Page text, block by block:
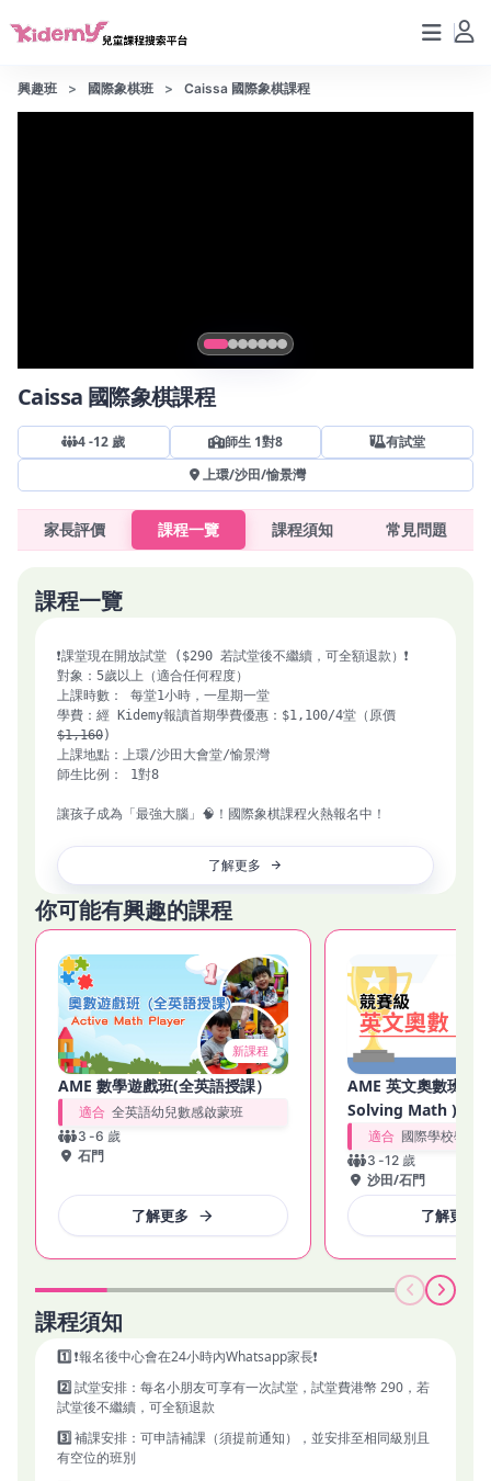
興趣班 國際象棋班 Caissa 國際象棋課程
Caissa 國際象棋課程
4-12 歲 師生 1對8
有試堂
上環/沙田/愉景灣
家長評價 課程一覽 課程須知 常見問題
課程一覽
❗課堂現在開放試堂 ($290 若試堂後不繼續，可全額退款）❗
對象：5歲以上（適合任何程度）
上課時數： 每堂1小時，一星期一堂
學費：經 Kidemy報讀首期學費優惠：$1,100/4堂（原價
$1,160)
上課地點：上環/沙田大會堂/愉景灣
師生比例： 1對8
讓孩子成為「最強大腦」🧠！國際象棋課程火熱報名中！
有靈活的思維、卓越的邏輯推理與超凡的專注力？國際象棋不僅
和人生的每一步都走得更加穩健、自信！🚀
每一步棋，都是深思熟慮的策略對決。這不僅是對技術的挑戰，
更是對小朋友邏輯思維、問題解決能力以及專注力的全方位提
升。棋盤上的勝負不由年齡決定，而是取決於誰能最清晰地洞察
局勢，並做出最聰明的選擇。您會發現，許多國際比賽中，孩子
們經常能夠擊敗成人，這正是國際象棋的魅力所在！
我們的國際象棋課程，由世界頂尖導師親自指導，專為小朋友量
身打造，旨在激發他們的潛力。無論是新手還是有基礎的學員，
都能在輕鬆愉快的環境中不斷挑戰自己，突破自我！
課程亮點：
💫 國際頂尖導師親授：由 International Master (IM)
Matthew Tan、Astrid、Sunny 等導師親自指導，世界級實力
💫 小班制教學：個別指導更多，關注每位孩子的成長與進步。
💫 豐富國際比賽機會：與大型賽事機構合作，提供寶貴的國內外
💫 中/英語教學：設程設有不同語言，確保孩子輕鬆理解，高效
學習國際象棋
了解更多
你可能有興趣的課程
新課程
AME 數學遊戲班(全英語授課）
適合 全英語幼兒數感啟蒙班
3 -6 歲
石門
了解更多
AME 英文奧數班 (
Solving Math )
適合 國際學校學生
3 -12 歲
沙田/石門
了解更多
課程須知
1️⃣❗報名後中心會在24小時內Whatsapp家長❗
2️⃣試堂安排：每名小朋友可享有一次試堂，試堂費港幣 290，若
試堂後不繼續，可全額退款
3️⃣補課安排：可申請補課（須提前通知），並安排至相同級別且
有空位的班別